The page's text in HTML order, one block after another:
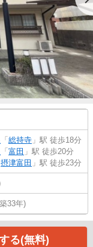
「 総持寺 」駅 徒歩18分
「 富田 」駅 徒歩20分
摂津富田 」駅 徒歩23分
33年)
る(無料)